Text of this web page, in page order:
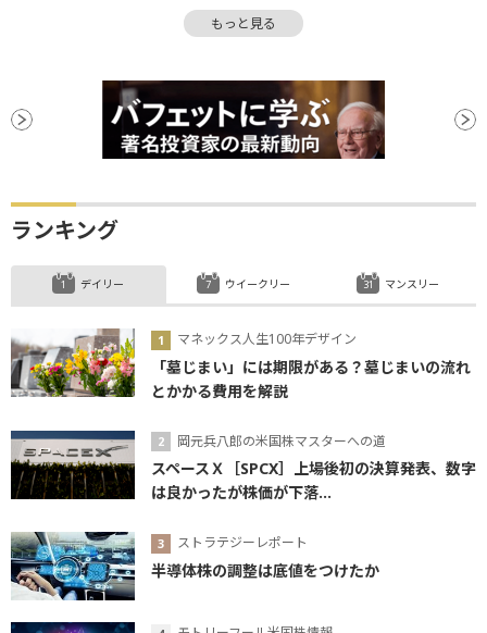
オプション 株主 堅調
米連邦公開市場委員会
FRB
下方修正
消費者物価指数 CEO
CPI
ナスダック100 利下げ
もっと見る
ランキング
デイリー
マネックス人生100年デザイン
「墓じまい」には期限がある？墓じまいの流れ
とかかる費用を解説
岡元兵八郎の米国株マスターへの道
スペースＸ［SPCX］上場後初の決算発表、数字
は良かったが株価が下落...
ストラテジーレポート
半導体株の調整は底値をつけたか
ウイークリー マンスリー